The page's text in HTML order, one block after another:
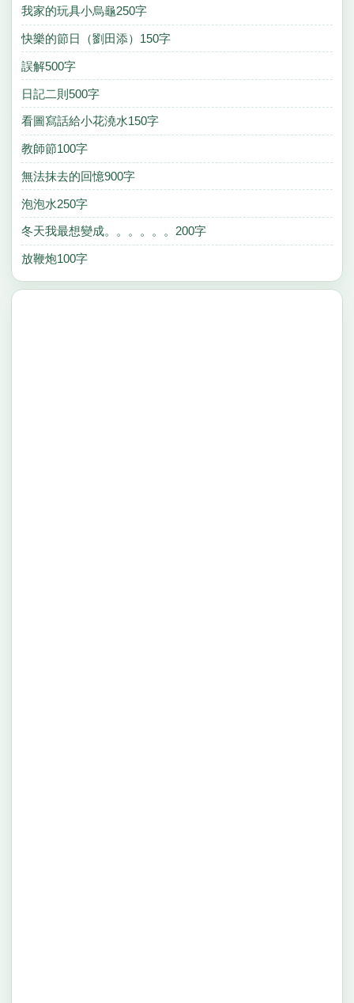
我家的玩具小烏龜250字
快樂的節日（劉田添）150字
誤解500字
日記二則500字
看圖寫話給小花澆水150字
教師節100字
無法抹去的回憶900字
泡泡水250字
冬天我最想變成。。。。。。200字
放鞭炮100字